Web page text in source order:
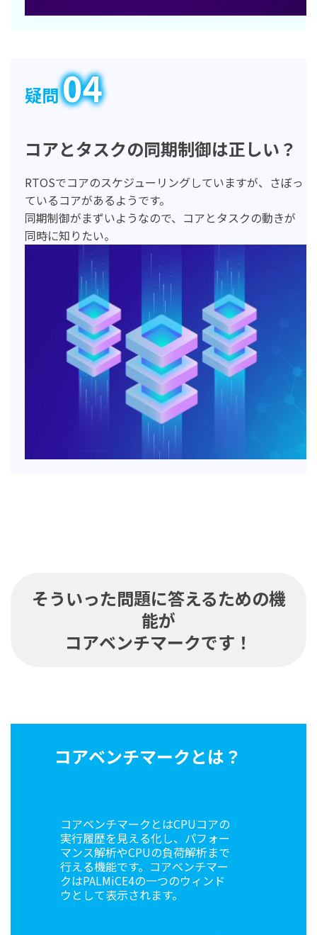
疑問04
コアとタスクの同期制御は正しい？
RTOSでコアのスケジューリングしていますが、さぼっ
ているコアがあるようです。
同期制御がまずいようなので、コアとタスクの動きが
同時に知りたい。
そういった問題に答えるための機
能が
コアベンチマークです！
コアベンチマークとは？
コアベンチマークとはCPUコアの
実行履歴を見える化し、パフォー
マンス解析やCPUの負荷解析まで
行える機能です。コアベンチマー
クはPALMiCE4の一つのウィンド
ウとして表示されます。